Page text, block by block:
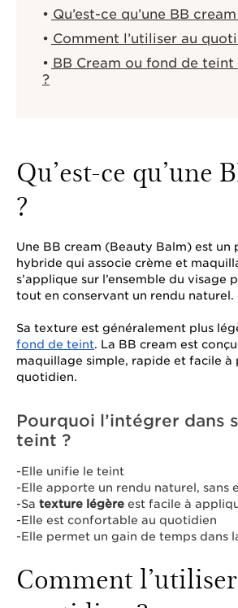
Qu’est-ce qu’une BB
Comment l’utiliser au
BB Cream ou fond de
?
Qu’est-ce qu’une
?
Une BB cream (Beauty Balm) est
hybride qui associe crème et
s’applique sur l’ensemble du visage
tout en conservant un rendu naturel.
Sa texture est généralement plus
fond de teint. La BB cream est
maquillage simple, rapide et facile à
quotidien.
Pourquoi l’intégrer dans
teint ?
-Elle unifie le teint
-Elle apporte un rendu naturel, sans
-Sa texture légère est facile à
-Elle est confortable au quotidien
-Elle permet un gain de temps dans
Comment